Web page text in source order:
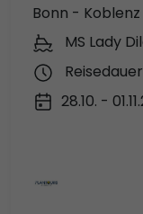
Bonn -
MS Lady
28.10. -